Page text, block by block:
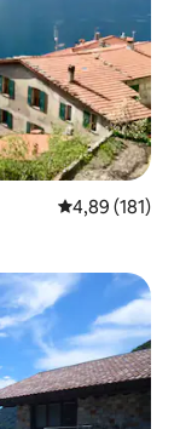
Vidutinis
4,89 (181)